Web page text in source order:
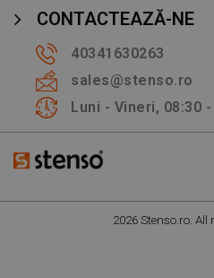
CONTACTEAZĂ-NE
40341630263
sales@stenso.ro
Luni - Vineri, 08:30
2026 Stenso.ro. All